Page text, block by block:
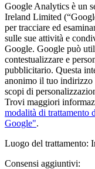
Google Analytics è un
Ireland Limited
per tracciare ed
sulle sue attività e
Google. Google può
contestualizzare e
pubblicitario. Questa
anonimo il tuo
scopi di
Trovi maggiori
modalità di trattamento
Google".
Luogo del trattamento:
Consensi aggiuntivi: